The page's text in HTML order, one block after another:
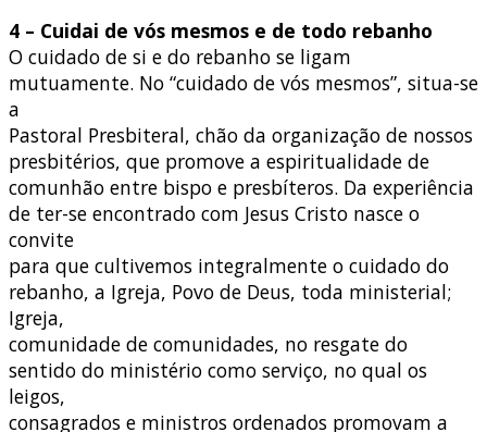
4 – Cuidai de vós mesmos e de todo rebanho
O cuidado de si e do rebanho se ligam
mutuamente. No “cuidado de vós mesmos”, situa-se
a
Pastoral Presbiteral, chão da organização de nossos
presbitérios, que promove a espiritualidade de
comunhão entre bispo e presbíteros. Da experiência
de ter-se encontrado com Jesus Cristo nasce o
convite
para que cultivemos integralmente o cuidado do
rebanho, a Igreja, Povo de Deus, toda ministerial;
Igreja,
comunidade de comunidades, no resgate do
sentido do ministério como serviço, no qual os
leigos,
consagrados e ministros ordenados promovam a